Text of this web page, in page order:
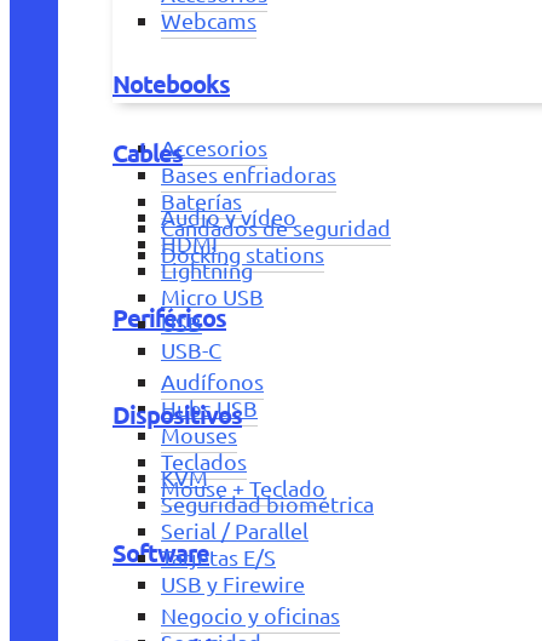
Webcams
Notebooks
Accesorios
Bases enfriadoras
Baterías
Candados de seguridad
Docking stations
Periféricos
Audífonos
Hubs USB
Mouses
Teclados
Mouse + Teclado
Software
Negocio y oficinas
Cables
Audio y vídeo
HDMI
Lightning
Micro USB
USB
USB-C
Dispositivos
KVM
Seguridad biométrica
Serial / Parallel
Tarjetas E/S
USB y Firewire